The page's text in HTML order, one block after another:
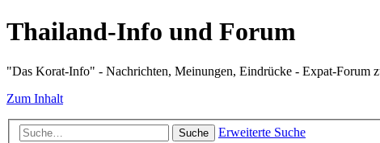
Thailand-Info und Forum
"Das Korat-Info" - Nachrichten, Meinungen, Eindrücke - Expat-Forum
Zum Inhalt
Suche Erweiterte Suche